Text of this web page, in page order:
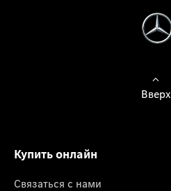
Вверх
Купить онлайн
Связаться с нами